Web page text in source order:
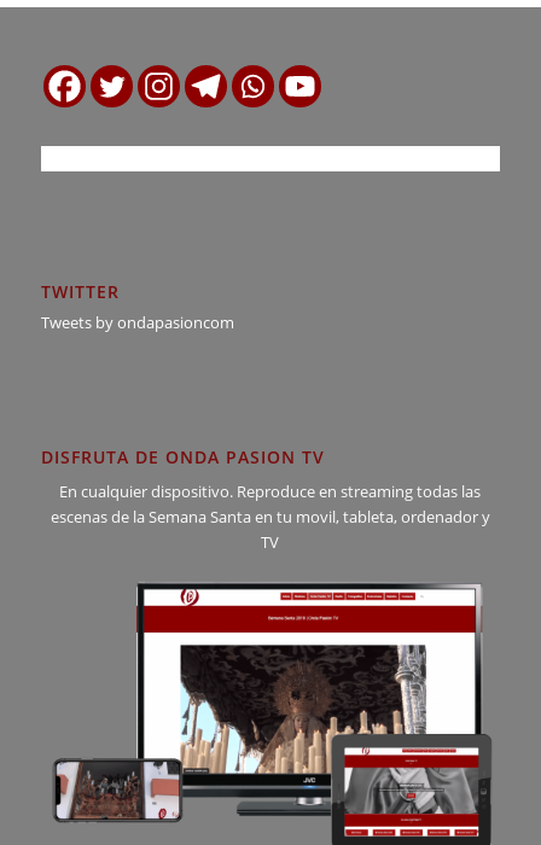
TWITTER
Tweets by ondapasioncom
DISFRUTA DE ONDA PASION TV
En cualquier dispositivo. Reproduce en streaming todas las
escenas de la Semana Santa en tu movil, tableta, ordenador y
TV